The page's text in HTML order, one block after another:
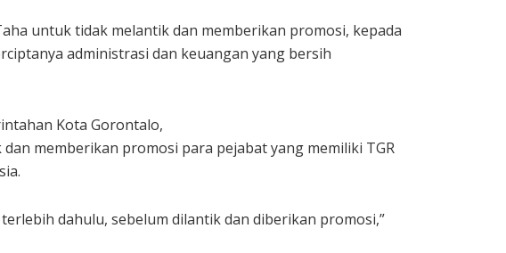
untuk tidak melantik dan memberikan promosi, kepada
administrasi dan keuangan yang bersih
Kota Gorontalo,
memberikan promosi para pejabat yang memiliki TGR
dahulu, sebelum dilantik dan diberikan promosi,”